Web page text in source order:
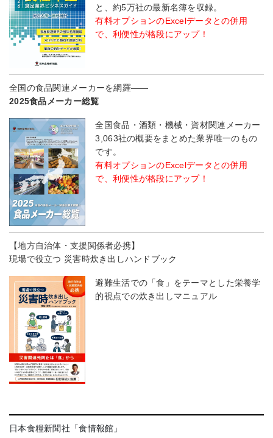
と、約5万社の最新名簿を収録。
有料オプションのExcelデータとの併用
で、利便性が格段にアップ！
全国の食品関連メーカーを網羅――
2025食品メーカー総覧
全国食品・酒類・機械・資材関連メーカー
3,063社の概要をまとめた業界唯一のもの
です。
有料オプションのExcelデータとの併用
で、利便性が格段にアップ！
【地方自治体・支援関係者必携】
現場で役立つ 災害時炊き出しハンドブック
避難生活での「食」をテーマとした栄養学
的視点での炊き出しマニュアル
日本食糧新聞社「食情報館」